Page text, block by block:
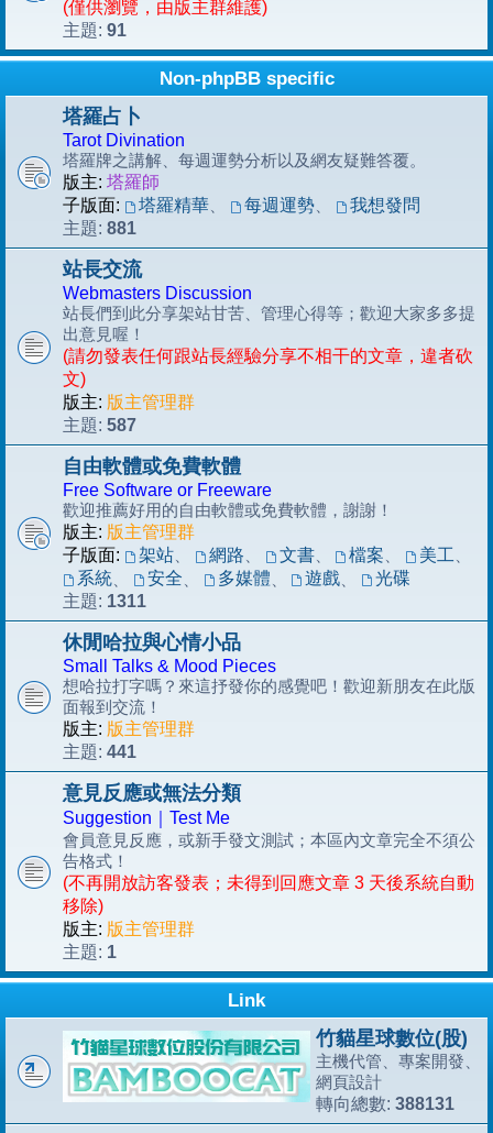
(僅供瀏覽，由版主群維護)
主題: 91
Non-phpBB specific
塔羅占卜
Tarot Divination
塔羅牌之講解、每週運勢分析以及網友疑難答覆。
版主: 塔羅師
子版面:
塔羅精華、 每週運勢、
我想發問
主題: 881
站長交流
Webmasters Discussion
站長們到此分享架站甘苦、管理心得等；歡迎大家多多提
出意見喔！
(請勿發表任何跟站長經驗分享不相干的文章，違者砍
文)
版主: 版主管理群
主題: 587
自由軟體或免費軟體
Free Software or Freeware
歡迎推薦好用的自由軟體或免費軟體，謝謝！
版主: 版主管理群
子版面:
架站、 網路 文書、 檔案 美工
系統、 安全 多媒體 遊戲
光碟
主題: 1311
休閒哈拉與心情小品
Small Talks & Mood Pieces
想哈拉打字嗎？來這抒發你的感覺吧！歡迎新朋友在此版
面報到交流！
版主: 版主管理群
主題: 441
意見反應或無法分類
Suggestion｜Test Me
會員意見反應，或新手發文測試；本區內文章完全不須公
告格式！
(不再開放訪客發表；未得到回應文章 3 天後系統自動
移除)
版主: 版主管理群
主題: 1
Link
竹貓星球數位(股)
主機代管、專案開發、
網頁設計
轉向總數: 388131